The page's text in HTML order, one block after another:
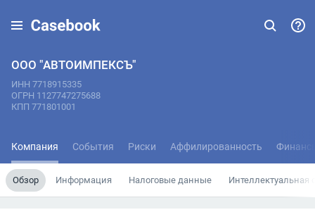
ООО "АВТОИМПЕКСЪ"
ИНН 7718915335
ОГРН 1127747275688
КПП 771801001
Компания События Риски Аффилированность
Обзор Информация Налоговые данные Интеллектуальная